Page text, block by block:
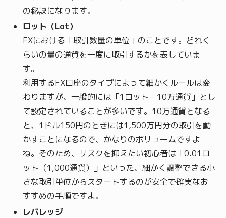
の秘訣になります。
ロット（Lot）
FXにおける「取引数量の単位」のことです。どれく
らいの量の通貨を一度に取引するかを表していま
す。
利用するFX口座のタイプによって細かくルールは変
わりますが、一般的には「1ロット＝10万通貨」とし
て設定されていることが多いです。10万通貨となる
と、1ドル150円のときには1,500万円分の取引を動
かすことになるので、かなりのボリュームですよ
ね。そのため、リスクを抑えたい初心者は「0.01ロ
ット（1,000通貨）」といった、細かく調整できる小
さな取引単位からスタートするのが安全で確実なお
すすめの手順ですよ。
レバレッジ